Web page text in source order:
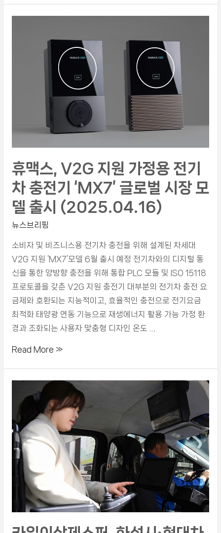
휴맥스, V2G 지원 가정용 전기
차 충전기 ‘MX7’ 글로벌 시장 모
델 출시 (2025.04.16)
뉴스브리핑
소비자 및 비즈니스용 전기차 충전을 위해 설계된 차세대
V2G 지원 ‘MX7’모델 6월 출시 예정 전기차와의 디지털 통
신을 통한 양방향 충전을 위해 통합 PLC 모듈 및 ISO 15118
프로토콜을 갖춘 V2G 지원 충전기 대부분의 전기차 충전 요
금제와 호환되는 지능적이고, 효율적인 충전으로 전기요금
최적화 태양광 연동 기능으로 재생에너지 활용 가능 가정 환
경과 조화되는 사용자 맞춤형 디자인 온도 …
Read More »